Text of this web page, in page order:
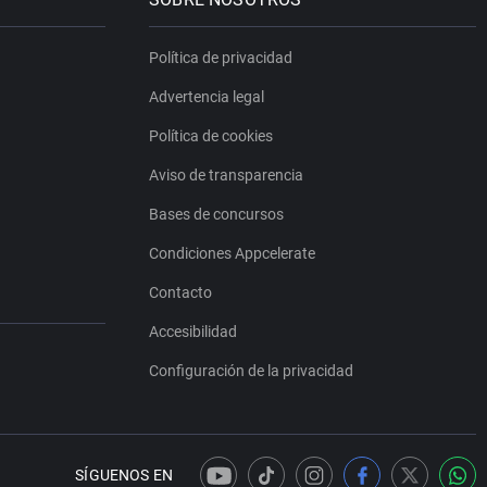
Política de privacidad
Advertencia legal
Política de cookies
Aviso de transparencia
Bases de concursos
Condiciones Appcelerate
Contacto
Accesibilidad
Configuración de la privacidad
SÍGUENOS EN